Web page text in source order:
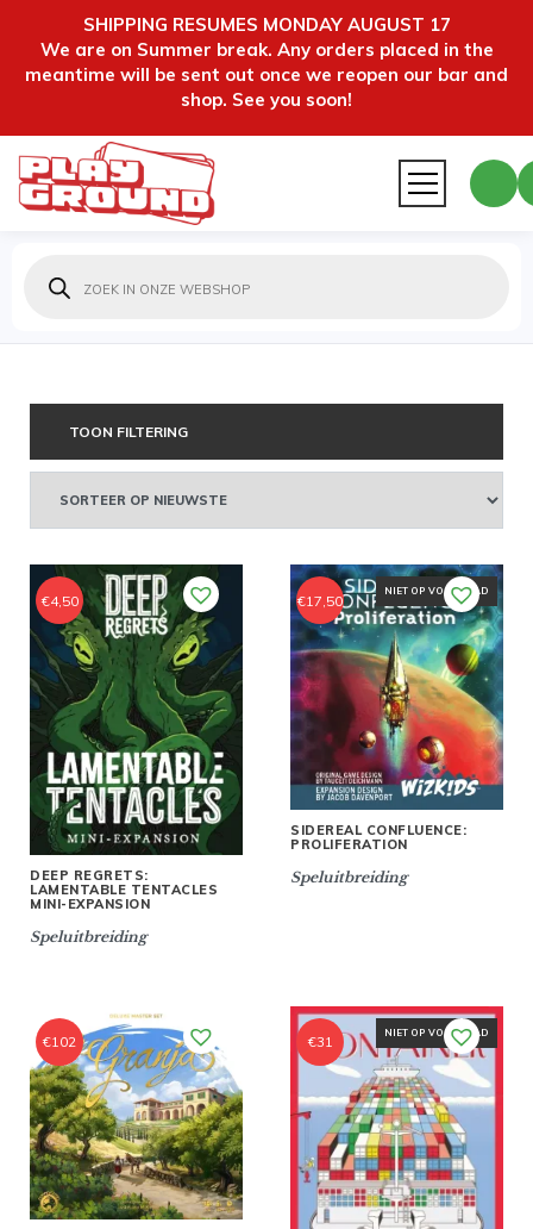
SHIPPING RESUMES MONDAY AUGUST 17
We are on Summer break. Any orders placed in the
meantime will be sent out once we reopen our bar and
shop. See you soon!
zoeken
TOON FILTERING
DEEP REGRETS:
LAMENTABLE TENTACLES
MINI-EXPANSION
Speluitbreiding
€4,50
NIET OP VOORRAAD
SIDEREAL CONFLUENCE:
PROLIFERATION
Speluitbreiding
€17,50
€102
NIET OP VOORRAAD
€31